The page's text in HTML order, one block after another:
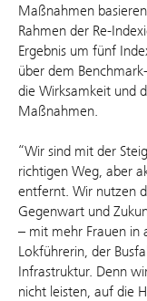
Maßnahmen
Rahmen der Re-
Ergebnis um fünf
über dem
die Wirksamkeit und
Maßnahmen.
“Wir sind mit der
richtigen Weg, aber
entfernt. Wir nutzen
Gegenwart und
– mit mehr Frauen in
Lokführerin, der
Infrastruktur. Denn
nicht leisten, auf die